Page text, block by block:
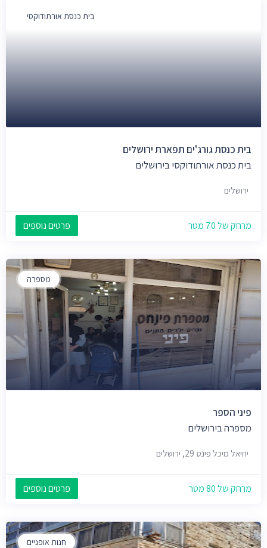
בית כנסת אורתודוקסי
בית כנסת גורג'ים תפארת ירושלים
בית כנסת אורתודוקסי בירושלים
ירושלים
מרחק של 70 מטר פרטים נוספים
מספרה
פיני הספר
מספרה בירושלים
יחיאל מיכל פינס 29, ירושלים
מרחק של 80 מטר פרטים נוספים
חנות אופניים